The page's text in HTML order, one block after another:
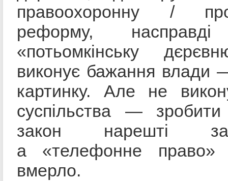
правоохоронну /
реформу, насправді
«потьомкінську
виконує бажання влади
картинку. Але не
суспільства —
закон нарешті
а «телефонне право»
вмерло.